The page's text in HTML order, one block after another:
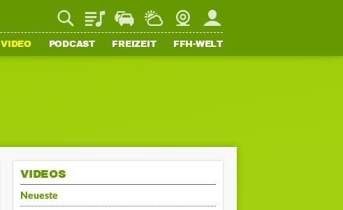
PlaylistStaupilotWetterWebcamMein FFH
VIDEO PODCAST FREIZEIT FFH-WELT
VIDEOS
Neueste